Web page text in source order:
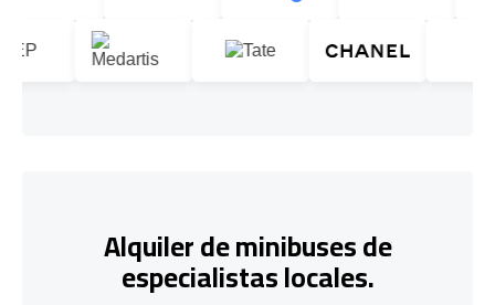
Alquiler de minibuses de
especialistas locales.